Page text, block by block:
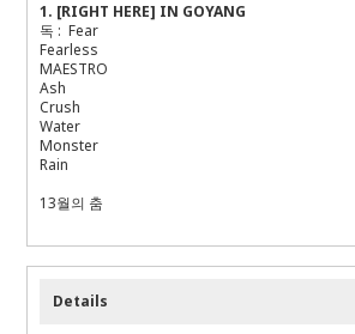
1. [RIGHT HERE] IN GOYANG
독 : Fear
Fearless
MAESTRO
Ash
Crush
Water
Monster
Rain
13월의 춤
Details